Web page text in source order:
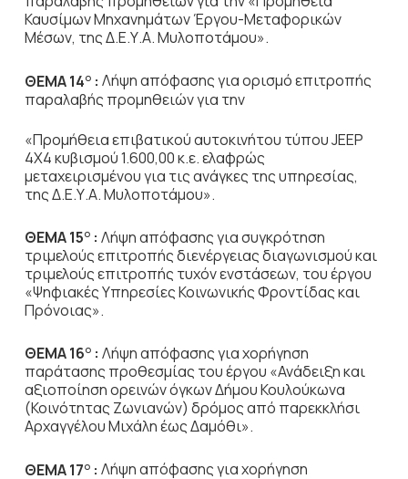
Καυσίμων Μηχανημάτων Έργου-Μεταφορικών
Μέσων, της Δ.Ε.Υ.Α. Μυλοποτάμου».
ΘΕΜΑ 14Ο: Λήψη απόφασης για ορισμό επιτροπής
παραλαβής προμηθειών για την
«Προμήθεια επιβατικού αυτοκινήτου τύπου JEEP
4X4 κυβισμού 1.600,00 κ.ε. ελαφρώς
μεταχειρισμένου για τις ανάγκες της υπηρεσίας,
της Δ.Ε.Υ.Α. Μυλοποτάμου».
ΘΕΜΑ 15Ο: Λήψη απόφασης για συγκρότηση
τριμελούς επιτροπής διενέργειας διαγωνισμού και
τριμελούς επιτροπής τυχόν ενστάσεων, του έργου
«Ψηφιακές Υπηρεσίες Κοινωνικής Φροντίδας και
Πρόνοιας».
ΘΕΜΑ 16Ο: Λήψη απόφασης για χορήγηση
παράτασης προθεσμίας του έργου «Ανάδειξη και
αξιοποίηση ορεινών όγκων Δήμου Κουλούκωνα
(Κοινότητας Ζωνιανών) δρόμος από παρεκκλήσι
Αρχαγγέλου Μιχάλη έως Δαμόθι».
ΘΕΜΑ 17Ο: Λήψη απόφασης για χορήγηση